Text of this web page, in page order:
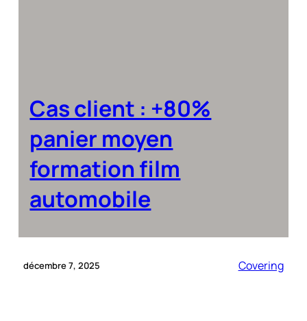
Cas client : +80%
panier moyen
formation film
automobile
décembre 7, 2025 Covering